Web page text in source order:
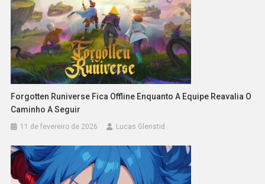
Forgotten Runiverse Fica Offline Enquanto A Equipe Reavalia O
Caminho A Seguir
11 de fevereiro de 2026 Lucas Glenstid